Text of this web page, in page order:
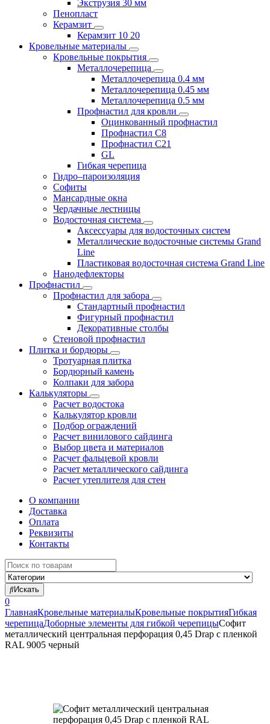
Экструзия 30 мм
Пенопласт
Керамзит
Керамзит 10 20
Кровельные материалы
Кровельные покрытия
Металлочерепица
Металлочерепица 0.4 мм
Металлочерепица 0.45 мм
Металлочерепица 0.5 мм
Профнастил для кровли
Оцинкованный профнастил
Профнастил С8
Профнастил С21
GL
Гибкая черепица
Гидро–пароизоляция
Софиты
Мансардные окна
Чердачные лестницы
Водосточная система
Аксессуары для водосточных систем
Металлические водосточные системы Grand
Line
Пластиковая водосточная система Grand Line
Нанодефлекторы
Профнастил
Профнастил для забора
Стандартный профнастил
Фигурный профнастил
Декоративные столбы
Стеновой профнастил
Плитка и бордюры
Тротуарная плитка
Бордюрный камень
Колпаки для забора
Калькуляторы
Расчет водостока
Калькулятор кровли
Подбор ограждений
Расчет винилового сайдинга
Выбор цвета и материалов
Расчет фальцевой кровли
Расчет металлического сайдинга
Расчет утеплителя для стен
О компании
Доставка
Оплата
Реквизиты
Контакты
Search
for:
Искать
0
ГлавнаяКровельные материалыКровельные покрытияГибкая
черепицаДоборные элементы для гибкой черепицыСофит
металлический центральная перфорация 0,45 Drap с пленкой
RAL 9005 черный